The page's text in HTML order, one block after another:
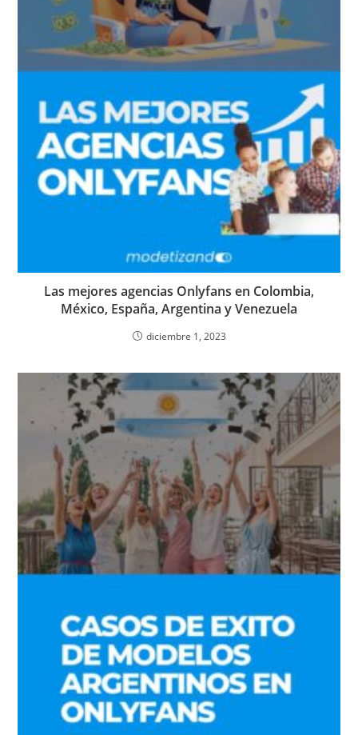
Las mejores agencias Onlyfans en Colombia,
México, España, Argentina y Venezuela
diciembre 1, 2023